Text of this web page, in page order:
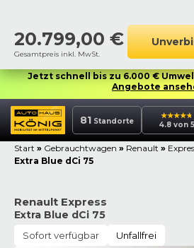
20.799,00 €
Gesamtpreis inkl. MwSt.
Jetzt schnell bis zu 6.000 €
Angebote
81 Standorte 4.8 von 5
Start » Gebrauchtwagen » Renault »
Extra Blue dCi 75
Renault Express
Extra Blue dCi 75
Sofort verfügbar Unfallfrei